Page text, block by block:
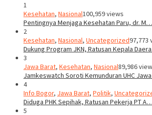
1
Kesehatan, Nasional100,959 views
Pentingnya Menjaga Kesehatan Paru, dr. M…
2
Kesehatan, Nasional, Uncategorized97,773
Dukung Program JKN, Ratusan Kepala
3
Jawa Barat, Kesehatan, Nasional89,986
Jamkeswatch Soroti Kemunduran UHC
4
Info Bogor, Jawa Barat, Politik,
Diduga PHK Sepihak, Ratusan Pekerja PT A…
5